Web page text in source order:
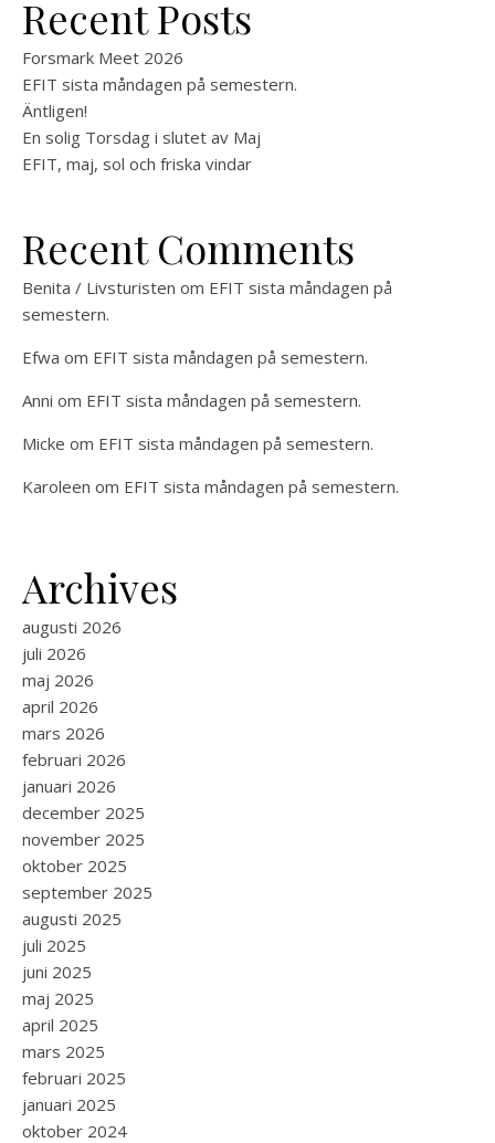
Recent Posts
Forsmark Meet 2026
EFIT sista måndagen på semestern.
Äntligen!
En solig Torsdag i slutet av Maj
EFIT, maj, sol och friska vindar
Recent Comments
Benita / Livsturisten om EFIT sista måndagen på
semestern.
Efwa om EFIT sista måndagen på semestern.
Anni om EFIT sista måndagen på semestern.
Micke om EFIT sista måndagen på semestern.
Karoleen om EFIT sista måndagen på semestern.
Archives
augusti 2026
juli 2026
maj 2026
april 2026
mars 2026
februari 2026
januari 2026
december 2025
november 2025
oktober 2025
september 2025
augusti 2025
juli 2025
juni 2025
maj 2025
april 2025
mars 2025
februari 2025
januari 2025
oktober 2024